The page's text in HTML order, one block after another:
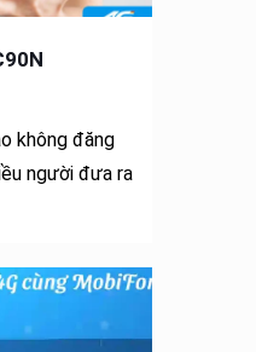
không đăng
người đưa ra